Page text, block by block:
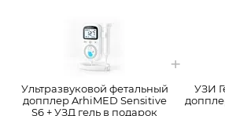
Ультразвуковой фетальный
допплер ArhiMED Sensitive
S6 + УЗД гель в подарок
УЗИ